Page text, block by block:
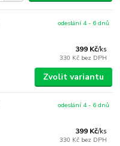
399 Kč/ks
330 Kč bez DPH
odeslání 4 - 6 dnů
Zvolit variantu
399 Kč/ks
330 Kč bez DPH
odeslání 4 - 6 dnů